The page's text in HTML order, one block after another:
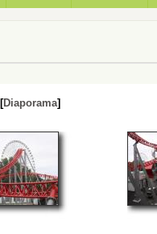
Diaporama]